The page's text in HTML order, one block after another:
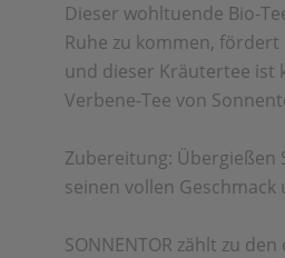
Dieser wohltuende Bio-
Ruhe zu kommen,
und dieser Kräutertee ist
Verbene-Tee von
Zubereitung: Übergießen
seinen vollen
SONNENTOR zählt zu